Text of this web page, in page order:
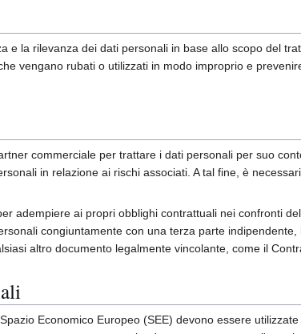
e la rilevanza dei dati personali in base allo scopo del
vengano rubati o utilizzati in modo improprio e
commerciale per trattare i dati personali per suo
in relazione ai rischi associati. A tal fine, è
adempiere ai propri obblighi contrattuali nei confronti
congiuntamente con una terza parte indipendente,
altro documento legalmente vincolante, come il
Economico Europeo (SEE) devono essere